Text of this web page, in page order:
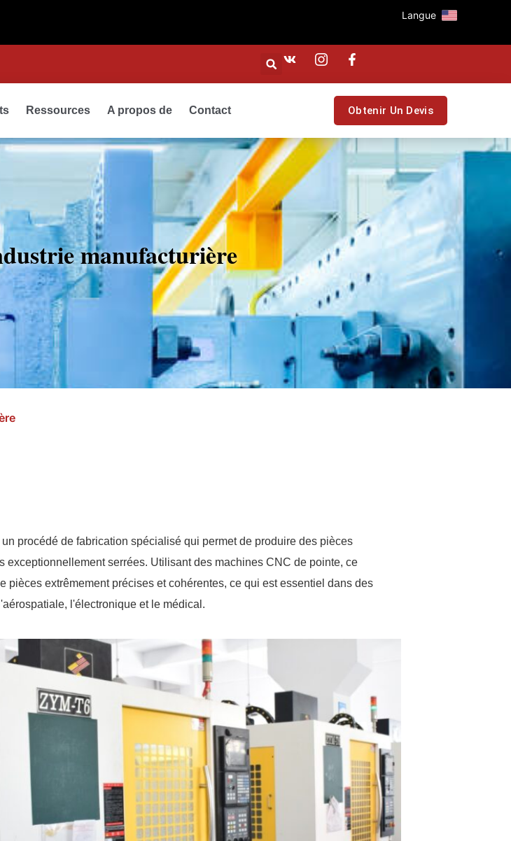
Langue
Ressources A propos de Contact Obtenir Un Devis
manufacturière
un procédé de fabrication spécialisé qui permet de produire des pièces
exceptionnellement serrées. Utilisant des machines CNC de pointe, ce
pièces extrêmement précises et cohérentes, ce qui est essentiel dans des
l'électronique et le médical.